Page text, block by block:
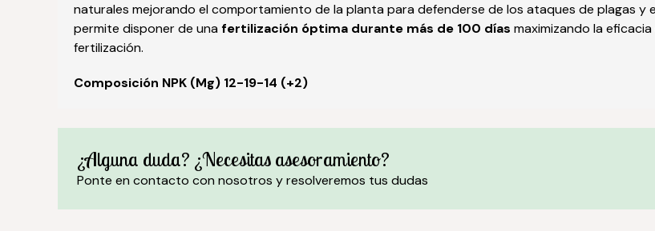
naturales mejorando el comportamiento de la planta para defenderse de los ataques de plagas y
permite disponer de una fertilización óptima durante más de 100 días maximizando la
fertilización.
Composición NPK (Mg) 12-19-14 (+2)
¿Alguna duda? ¿Necesitas asesoramiento?
Ponte en contacto con nosotros y resolveremos tus dudas